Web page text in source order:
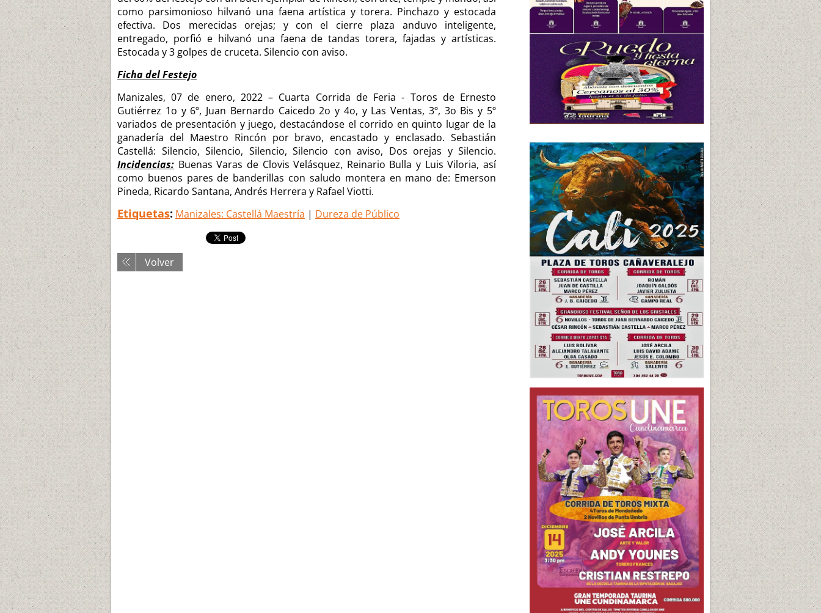
como parsimonioso hilvanó una faena artística y torera. Pinchazo y estocada
efectiva. Dos merecidas orejas; y con el cierre plaza anduvo inteligente,
entregado, porfió e hilvanó una faena de tandas torera, fajadas y artísticas.
Estocada y 3 golpes de cruceta. Silencio con aviso.
Ficha del Festejo
Manizales, 07 de enero, 2022 – Cuarta Corrida de Feria - Toros de Ernesto
Gutiérrez 1o y 6º, Juan Bernardo Caicedo 2o y 4o, y Las Ventas, 3º, 3o Bis y 5º
variados de presentación y juego, destacándose el corrido en quinto lugar de la
ganadería del Maestro Rincón por bravo, encastado y enclasado. Sebastián
Castellá: Silencio, Silencio, Silencio, Silencio con aviso, Dos orejas y Silencio.
Incidencias: Buenas Varas de Clovis Velásquez, Reinario Bulla y Luis Viloria, así
como buenos pares de banderillas con saludo montera en mano de: Emerson
Pineda, Ricardo Santana, Andrés Herrera y Rafael Viotti.
Etiquetas: Manizales: Castellá Maestría | Dureza de Público
Volver